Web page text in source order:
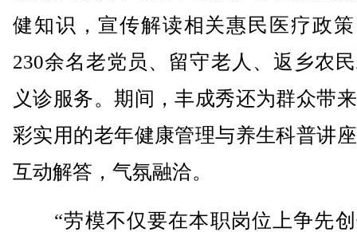
健知识，宣传解读相关惠民医疗政
230余名老党员、留守老人、返乡农
义诊服务。期间，丰成秀还为群众带
彩实用的老年健康管理与养生科普讲
互动解答，气氛融洽。
“劳模不仅要在本职岗位上争先创